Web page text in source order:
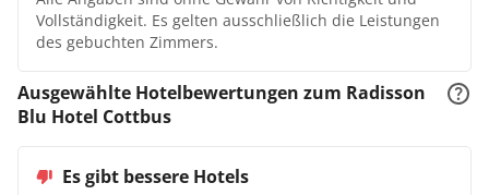
Vollständigkeit. Es gelten ausschließlich die Leistungen
des gebuchten Zimmers.
Ausgewählte Hotelbewertungen zum Radisson
Blu Hotel Cottbus
Es gibt bessere Hotels